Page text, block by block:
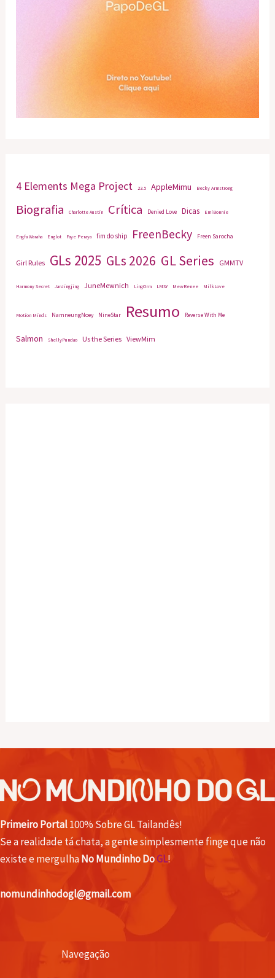
4 Elements Mega Project 23.5 AppleMimu Becky Armstrong
Biografia Charlotte Austin Crítica Denied Love Dicas EmiBonnie
Engfa Waraha Englot Faye Peraya fim do ship FreenBecky Freen Sarocha
Girl Rules GLs 2025 GLs 2026 GL Series GMMTV
Harmony Secret JanJingjing JuneMewnich LingOrm LMSY MewRenee MilkLove
Motion Minds NamneungNoey NineStar Resumo Reverse With Me
Salmon ShellyPundao Us the Series ViewMim
Primeiro Portal100% Sobre GL Tailandês!
Se a realidade tá chata, a gente simplesmente finge que não
existe e mergulhaNo Mundinho DoGL!
nomundinhodogl@gmail.com
Navegação